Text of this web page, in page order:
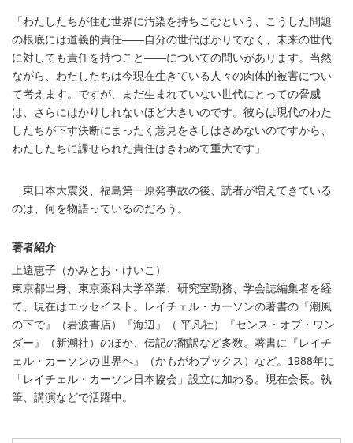
「わたしたちが住む世界に汚染を持ちこむという、こうした問題
の根底には道義的責任――自分の世代ばかりでなく、未来の世代
に対しても責任を持つこと――についての問いがあります。当然
ながら、わたしたちは今現在生きている人々の肉体的被害につい
て考えます。ですが、まだ生まれていない世代にとっての脅威
は、さらにはかりしれないほど大きいのです。彼らは現代のわた
したちが下す決断にまったく意見をさしはさめないのですから、
わたしたちに課せられた責任はきわめて重大です」
東日本大震災、福島第一原発事故の後、読者が増えてきている
のは、何を物語っているのだろう。
著者紹介
上遠恵子（かみとお・けいこ）
東京都出身、東京薬科大学卒業、研究室勤務、学会誌編集者を経
て、現在はエッセイスト。レイチェル・カーソンの著書の『潮風
の下で』（岩波書店）『海辺』（ 平凡社）『センス・オブ・ワン
ダー』（新潮社）のほか、伝記の翻訳など多数。著書に『レイチ
ェル・カーソンの世界へ』（かもがわブックス）など。1988年に
「レイチェル・カーソン日本協会」設立に加わる。現在会長。執
筆、講演などで活躍中。